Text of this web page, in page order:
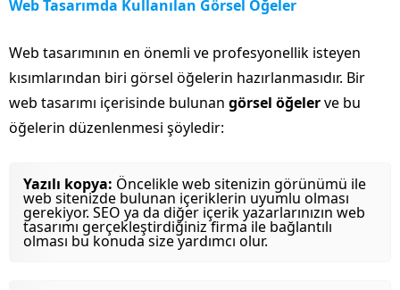
Web Tasarımda Kullanılan Görsel Öğeler
Web tasarımının en önemli ve profesyonellik isteyen
kısımlarından biri görsel öğelerin hazırlanmasıdır. Bir
web tasarımı içerisinde bulunan görsel öğelerve bu
öğelerin düzenlenmesi şöyledir:
Yazılı kopya: Öncelikle web sitenizin görünümü ile
web sitenizde bulunan içeriklerin uyumlu olması
gerekiyor. SEO ya da diğer içerik yazarlarınızın web
tasarımı gerçekleştirdiğiniz firma ile bağlantılı
olması bu konuda size yardımcı olur.